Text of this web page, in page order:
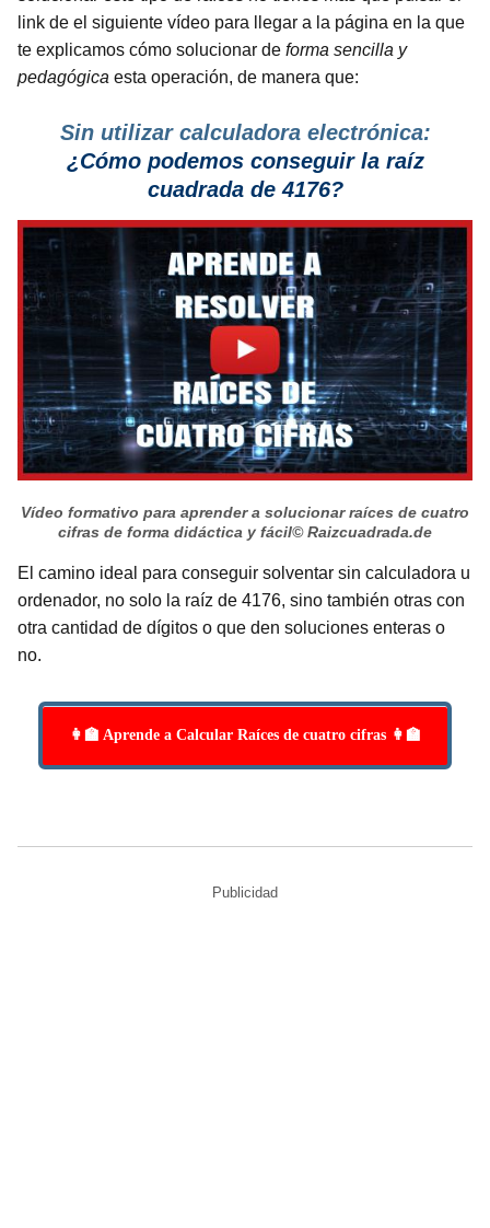
link de el siguiente vídeo para llegar a la página en la que
te explicamos cómo solucionar de forma sencilla y
pedagógica esta operación, de manera que:
Sin utilizar calculadora electrónica:
¿Cómo podemos conseguir la raíz
cuadrada de 4176?
Vídeo formativo para aprender a solucionar raíces de cuatro
cifras de forma didáctica y fácil© Raizcuadrada.de
El camino ideal para conseguir solventar sin calculadora u
ordenador, no solo la raíz de 4176, sino también otras con
otra cantidad de dígitos o que den soluciones enteras o
no.
👩‍🏫 Aprende a Calcular Raíces de cuatro cifras 👩‍🏫
Publicidad